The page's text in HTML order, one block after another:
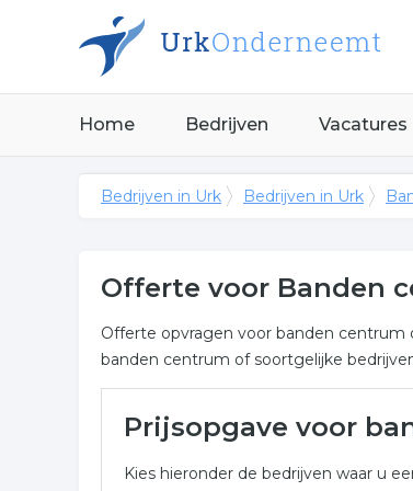
Home Bedrijven Vacatures
Bedrijven in Urk Bedrijven in Urk
Offerte voor Banden
Offerte opvragen voor banden centrum
banden centrum of soortgelijke
voor een vrijblijvende aanvraag.
Prijsopgave voor
Kies hieronder de bedrijven waar u